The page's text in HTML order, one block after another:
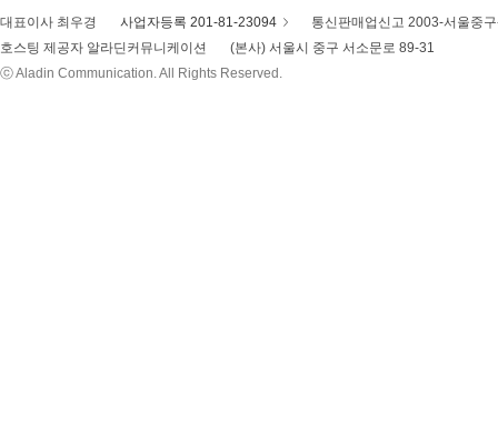
대표이사 최우경 사업자등록 201-81-23094
통신판매업신고 2003-서울중
호스팅 제공자 알라딘커뮤니케이션
(본사) 서울시 중구 서소문로 89-31
ⓒ Aladin Communication. All Rights Reserved.